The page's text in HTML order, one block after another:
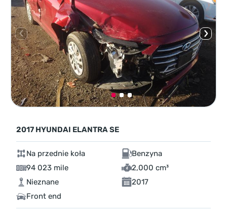
2017 HYUNDAI ELANTRA SE
Na przednie koła
Benzyna
94 023 mile
2,000 cm³
Nieznane
2017
Front end